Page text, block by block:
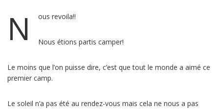
N ous revoila!!
Nous étions partis camper!
Le moins que l’on puisse dire, c’est que tout le monde a aimé ce
premier camp.
Le soleil n’a pas été au rendez-vous mais cela ne nous a pas